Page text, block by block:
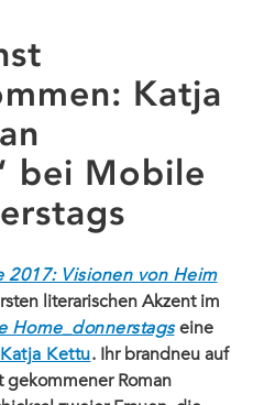
Katja
bei Mobile
2017: Visionen von Heim
literarischen Akzent im
Home_donnerstagseine
Kettu. Ihr brandneu auf
Roman